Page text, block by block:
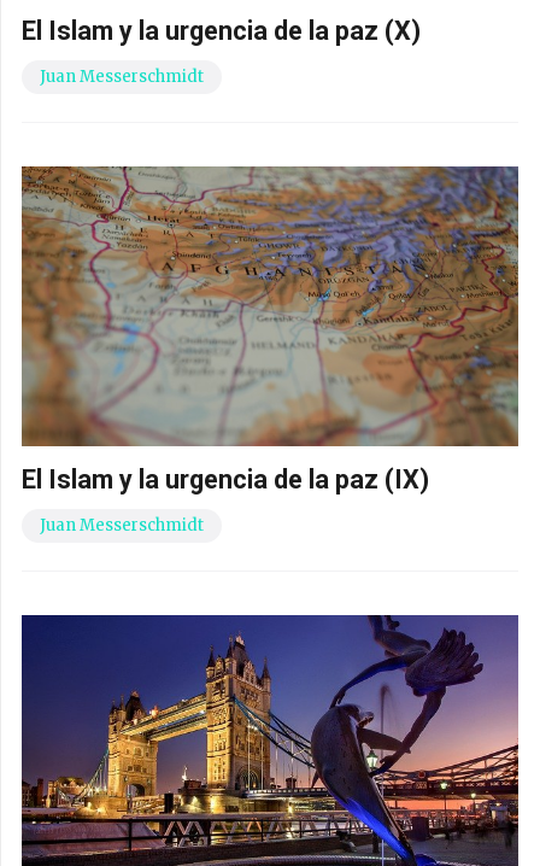
El Islam y la urgencia de la paz (X)
Juan Messerschmidt
El Islam y la urgencia de la paz (IX)
Juan Messerschmidt